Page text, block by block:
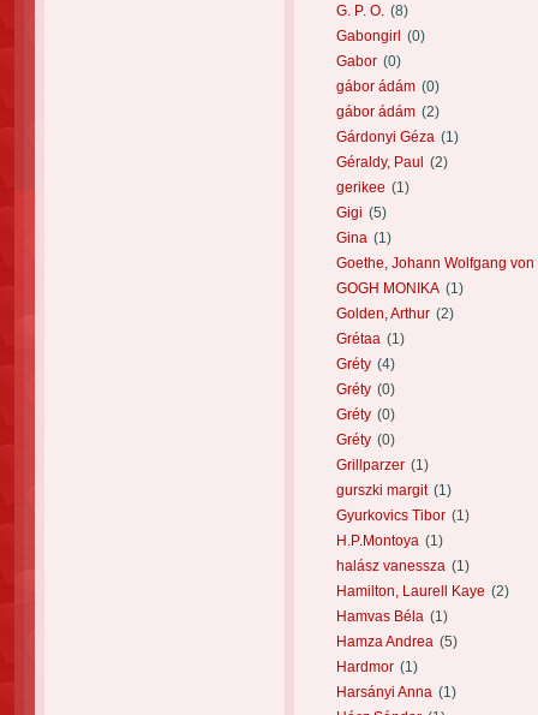
G. P. O.
(8)
Gabongirl
(0)
Gabor (0)
gábor ádám (0)
gábor ádám (2)
Gárdonyi Géza (1)
Géraldy, Paul
(2)
gerikee (1)
Gigi (5)
Gina (1)
Goethe, Johann Wolfgang von
GOGH MONIKA (1)
Golden, Arthur (2)
Grétaa (1)
Gréty (4)
Gréty (0)
Gréty (0)
Gréty (0)
Grillparzer (1)
gurszki margit (1)
Gyurkovics Tibor (1)
H.P.Montoya (1)
halász vanessza (1)
Hamilton, Laurell Kaye (2)
Hamvas Béla (1)
Hamza Andrea (5)
Hardmor (1)
Harsányi Anna (1)